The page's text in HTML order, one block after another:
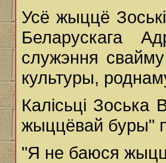
Усё жыццё
Беларускага
служэння
культуры,
Калісьці
жыццёвай буры"
"Я не баюся